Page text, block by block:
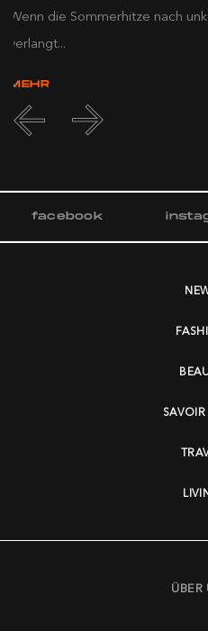
Wenn die Sommerhitze nach
verlangt...
MEHR
facebook
SAVOIR
ÜBER